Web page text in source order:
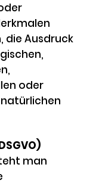
die Ausdruck
oder
man